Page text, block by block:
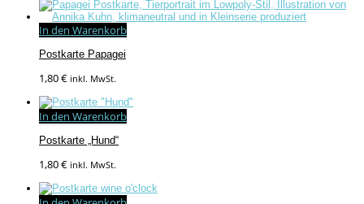
In den Warenkorb
Postkarte Papagei
1,80€ inkl. MwSt.
In den Warenkorb
Postkarte „Hund“
1,80€ inkl. MwSt.